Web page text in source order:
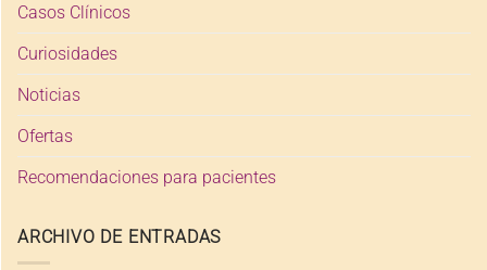
Casos Clínicos
Curiosidades
Noticias
Ofertas
Recomendaciones para pacientes
ARCHIVO DE ENTRADAS